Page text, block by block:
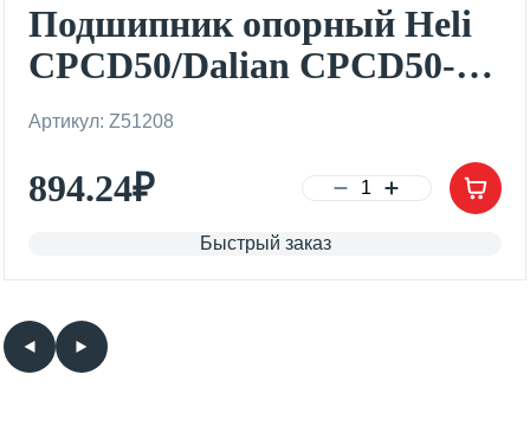
Подшипник опорный Heli
CPCD50/Dalian CPCD50-
70/JAC 2-3T
Артикул: Z51208
894.24₽
Быстрый заказ